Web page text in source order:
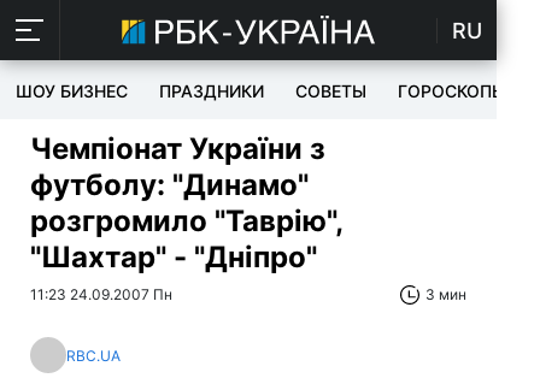
RU
ШОУ БИЗНЕС ПРАЗДНИКИ СОВЕТЫ ГОРОСКОПЫ
Чемпіонат України з
футболу: "Динамо"
розгромило "Таврію",
"Шахтар" - "Дніпро"
11:23 24.09.2007 Пн 3 мин
RBC.UA